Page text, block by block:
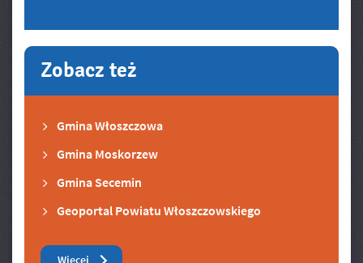
Zobacz też
Gmina Włoszczowa
Gmina Moskorzew
Gmina Secemin
Geoportal Powiatu Włoszczowskiego
Zobacz też